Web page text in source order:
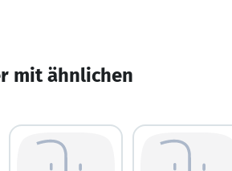
mit ähnlichen